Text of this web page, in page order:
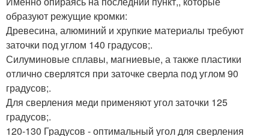
образуют режущие кромки:
Древесина, алюминий и хрупкие материалы требуют
заточки под углом 140 градусов;.
Силуминовые сплавы, магниевые, а также пластики
отлично сверлятся при заточке сверла под углом 90
градусов;.
Для сверления меди применяют угол заточки 125
градусов;.
120-130 Градусов - оптимальный угол для сверления